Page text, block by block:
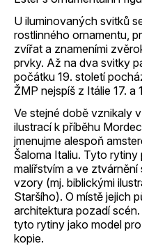
U iluminovaných svitků
rostlinného ornamentu,
zvířat a znameními
prvky. Až na dva svitky
počátku 19. století
ŽMP nejspíš z Itálie 17. a
Ve stejné době vznikaly
ilustrací k příběhu
jmenujme alespoň
Šaloma Italiu. Tyto
malířstvím a ve ztvárnění
vzory (mj. biblickými
Staršího). O místě jejich
architektura pozadí
tyto rytiny jako model
kopie.